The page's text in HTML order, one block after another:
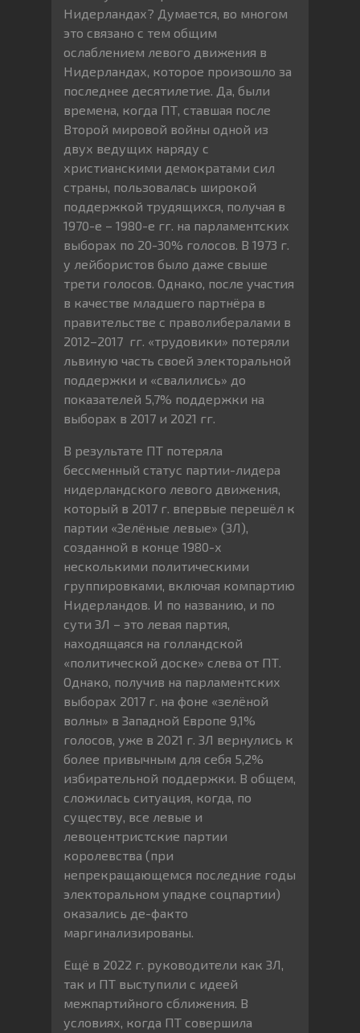
Нидерландах? Думается, во многом
это связано с тем общим
ослаблением левого движения в
Нидерландах, которое произошло за
последнее десятилетие. Да, были
времена, когда ПТ, ставшая после
Второй мировой войны одной из
двух ведущих наряду с
христианскими демократами сил
страны, пользовалась широкой
поддержкой трудящихся, получая в
1970-е – 1980-е гг. на парламентских
выборах по 20-30% голосов. В 1973 г.
у лейбористов было даже свыше
трети голосов. Однако, после участия
в качестве младшего партнёра в
правительстве с праволибералами в
2012–2017 гг. «трудовики» потеряли
львиную часть своей электоральной
поддержки и «свалились» до
показателей 5,7% поддержки на
выборах в 2017 и 2021 гг.
В результате ПТ потеряла
бессменный статус партии-лидера
нидерландского левого движения,
который в 2017 г. впервые перешёл к
партии «Зелёные левые» (ЗЛ),
созданной в конце 1980-х
несколькими политическими
группировками, включая компартию
Нидерландов. И по названию, и по
сути ЗЛ – это левая партия,
находящаяся на голландской
«политической доске» слева от ПТ.
Однако, получив на парламентских
выборах 2017 г. на фоне «зелёной
волны» в Западной Европе 9,1%
голосов, уже в 2021 г. ЗЛ вернулись к
более привычным для себя 5,2%
избирательной поддержки. В общем,
сложилась ситуация, когда, по
существу, все левые и
левоцентристские партии
королевства (при
непрекращающемся последние годы
электоральном упадке соцпартии)
оказались де-факто
маргинализированы.
Ещё в 2022 г. руководители как ЗЛ,
так и ПТ выступили с идеей
межпартийного сближения. В
условиях, когда ПТ совершила